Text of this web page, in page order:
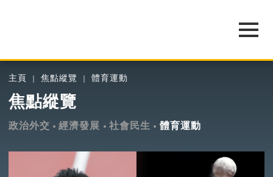
主頁 焦點縱覽 體育運動
焦點縱覽
政治外交 經濟發展 社會民生 體育運動